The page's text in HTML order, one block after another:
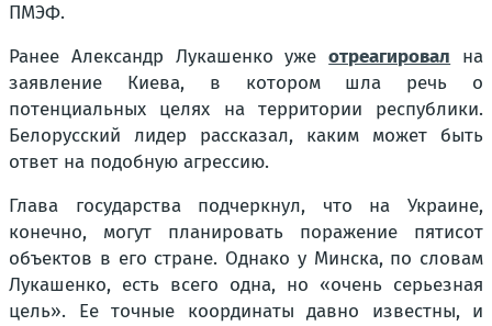
ПМЭФ.
Ранее Александр Лукашенко ужеотреагировал на
заявление Киева, в котором шла речь о
потенциальных целях на территории республики.
Белорусский лидер рассказал, каким может быть
ответ на подобную агрессию.
Глава государства подчеркнул, что на Украине,
конечно, могут планировать поражение пятисот
объектов в его стране. Однако у Минска, по словам
Лукашенко, есть всего одна, но «очень серьезная
цель». Ее точные координаты давно известны, и